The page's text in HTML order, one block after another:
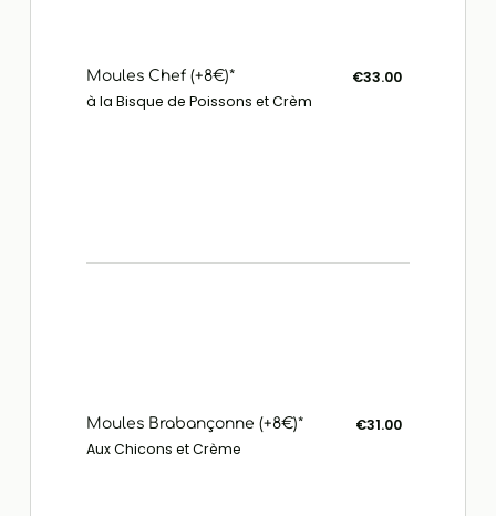
Moules Chef (+8€)*
à la Bisque de Poissons et Crèm
€33.00
Moules Brabançonne (+8€)*
Aux Chicons et Crème
€31.00